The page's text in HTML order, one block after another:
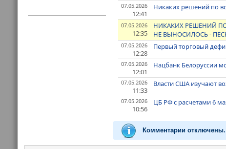
07.05.2026
12:41
Никаких решений по
07.05.2026
12:35
НИКАКИХ РЕШЕНИЙ
НЕ ВЫНОСИЛОСЬ -
07.05.2026
12:28
Первый торговый
07.05.2026
12:01
Нацбанк Белоруссии
07.05.2026
11:33
Власти США изучают
07.05.2026
10:56
ЦБ РФ с расчетами 6
Комментарии отключены.